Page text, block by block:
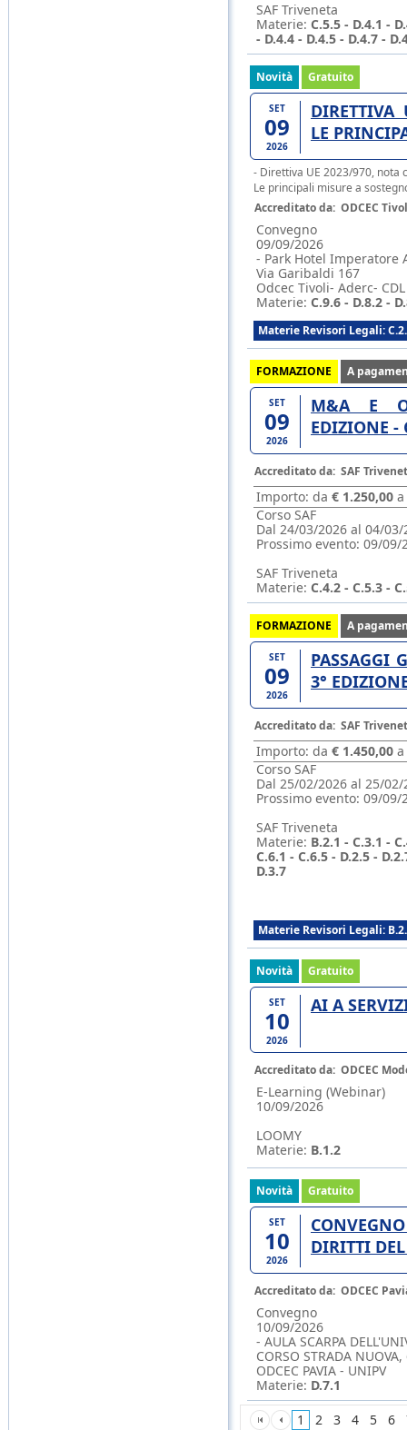
1 2 3 4 5 6
SAF Triveneta
Materie: C.5.5 - D.4.1 -
- D.4.4 - D.4.5 - D.4.7 -
Novità Gratuito
SET
09
2026
DIRETTIVA
LE
- Direttiva UE 2023/970, nota
Le principali misure a
Accreditato da: ODCEC
Convegno
09/09/2026
- Park Hotel Imperatore
Via Garibaldi 167
Odcec Tivoli- Aderc-
Materie: C.9.6 - D.8.2 -
Materie Revisori Legali:
FORMAZIONE A
SET
09
2026
M&A E
EDIZIONE -
Accreditato da: SAF
Importo: da € 1.250,00 a
Corso SAF
Dal 24/03/2026 al 04/
Prossimo evento: 09/09/
SAF Triveneta
Materie: C.4.2 - C.5.3 -
FORMAZIONE A
SET
09
2026
PASSAGGI
3°
Accreditato da: SAF
Importo: da € 1.450,00 a
Corso SAF
Dal 25/02/2026 al 25/
Prossimo evento: 09/09/
SAF Triveneta
Materie: B.2.1 - C.3.1 -
C.6.1 - C.6.5 - D.2.5 -
D.3.7
Materie Revisori Legali:
Novità Gratuito
SET
10
2026
AI A
Accreditato da: ODCEC
E-Learning (Webinar)
10/09/2026
LOOMY
Materie: B.1.2
Novità Gratuito
SET
10
2026
DIRITTI
Accreditato da: ODCEC
Convegno
10/09/2026
- AULA SCARPA
CORSO STRADA NUOVA,
ODCEC PAVIA - UNIPV
Materie: D.7.1